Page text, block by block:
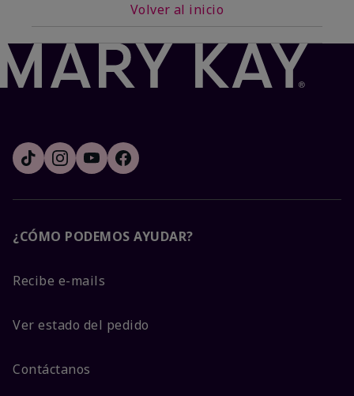
Volver al inicio
¿CÓMO PODEMOS AYUDAR?
Recibe e-mails
Ver estado del pedido
Contáctanos